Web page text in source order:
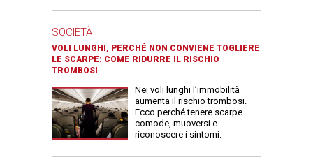
SOCIETÀ
VOLI LUNGHI, PERCHÉ NON CONVIENE TOGLIERE
LE SCARPE: COME RIDURRE IL RISCHIO
TROMBOSI
Nei voli lunghi l’immobilità
aumenta il rischio trombosi.
Ecco perché tenere scarpe
comode, muoversi e
riconoscere i sintomi.